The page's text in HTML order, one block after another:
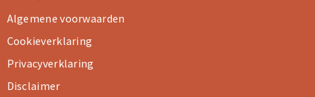
Algemene voorwaarden
Cookieverklaring
Privacyverklaring
Disclaimer